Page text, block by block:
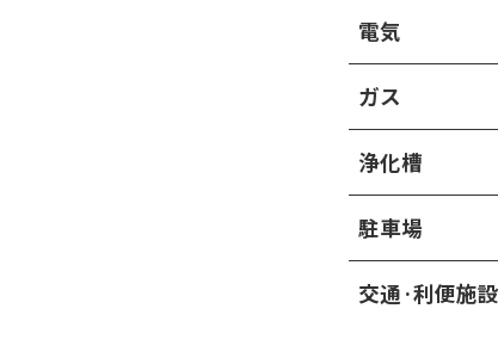
電気
ガス
浄化槽
駐車場
交通·利便施設